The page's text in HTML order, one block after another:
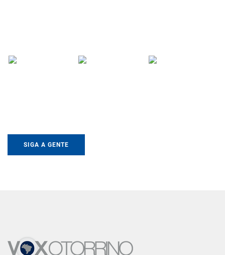
SIGA A GENTE